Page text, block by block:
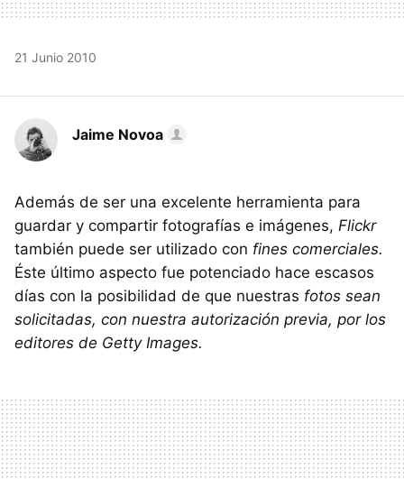
21 Junio 2010
Jaime Novoa
Además de ser una excelente herramienta para
guardar y compartir fotografías e imágenes, Flickr
también puede ser utilizado con fines comerciales.
Éste último aspecto fue potenciado hace escasos
días con la posibilidad de que nuestras fotos sean
solicitadas, con nuestra autorización previa, por los
editores de Getty Images.